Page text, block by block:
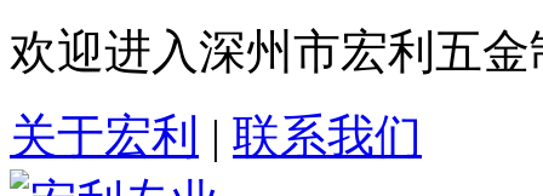
欢迎进入深州市宏利五
关于宏利 | 联系我们